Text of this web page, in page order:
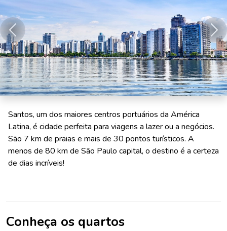
Anterior
Santos, um dos maiores centros portuários da América
Latina, é cidade perfeita para viagens a lazer ou a negócios.
São 7 km de praias e mais de 30 pontos turísticos. A
menos de 80 km de São Paulo capital, o destino é a certeza
de dias incríveis!
Conheça os quartos